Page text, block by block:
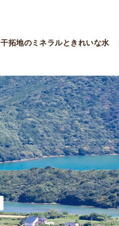
干拓地のミネラルときれいな水